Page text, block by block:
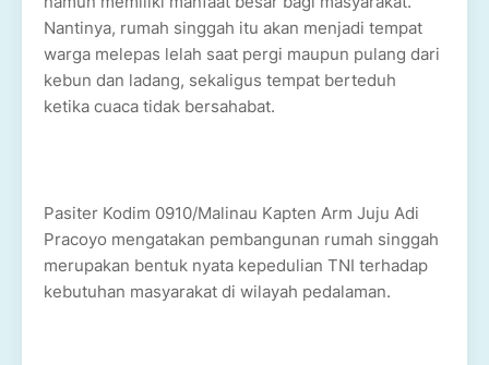
Nantinya, rumah singgah itu akan menjadi tempat
warga melepas lelah saat pergi maupun pulang dari
kebun dan ladang, sekaligus tempat berteduh
ketika cuaca tidak bersahabat.
Pasiter Kodim 0910/Malinau Kapten Arm Juju Adi
Pracoyo mengatakan pembangunan rumah singgah
merupakan bentuk nyata kepedulian TNI terhadap
kebutuhan masyarakat di wilayah pedalaman.